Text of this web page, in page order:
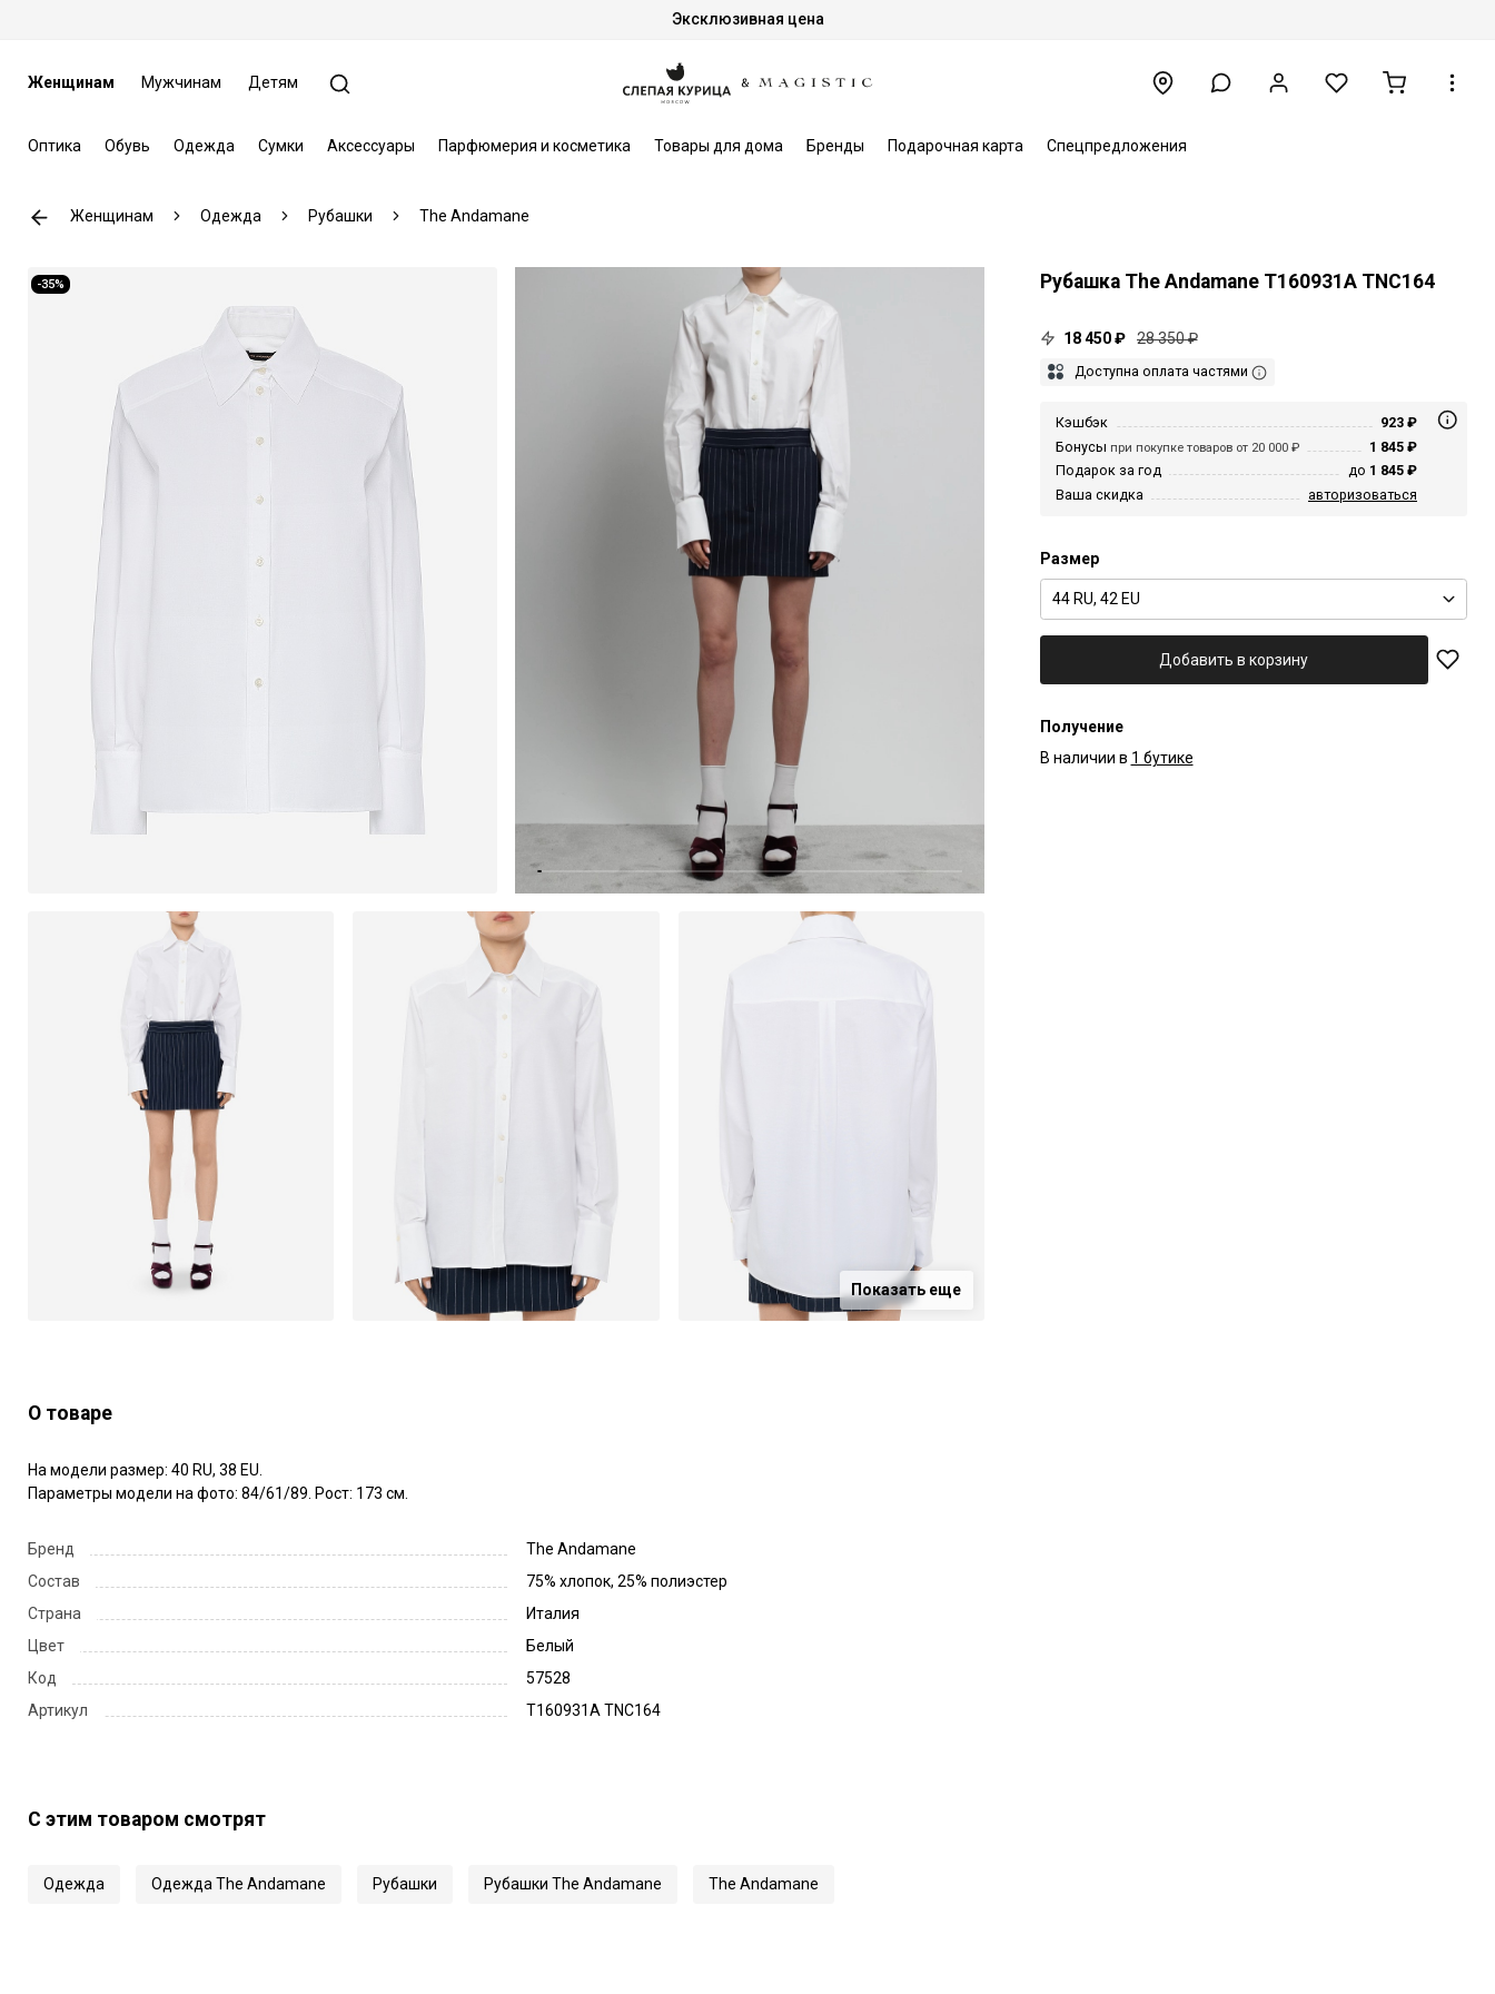
Эксклюзивная цена
Женщинам Мужчинам Детям
Оптика Обувь Одежда Сумки Аксессуары Парфюмерия и косметика Товары для дома Бренды Подарочная карта Спецпредложения
Женщинам Одежда Рубашки The Andamane
-35%
Показать еще
Рубашка The Andamane T160931A TNC164
18 450 ₽ 28 350 ₽
Доступна оплата частями
Кэшбэк
923 ₽
Бонусы при покупке товаров от 20 000 ₽
1 845 ₽
Подарок за год
до 1 845 ₽
Ваша скидка
авторизоваться
Размер
44 RU, 42 EU
Добавить в корзину
Получение
В наличии в 1 бутике
О товаре
На модели размер: 40 RU, 38 EU.
Параметры модели на фото: 84/61/89. Рост: 173 см.
Бренд
The Andamane
Состав
75% хлопок, 25% полиэстер
Страна
Италия
Цвет
Белый
Код
57528
Артикул
T160931A TNC164
С этим товаром смотрят
Одежда Одежда The Andamane Рубашки Рубашки The Andamane The Andamane